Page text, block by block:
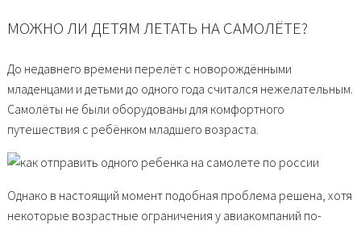
МОЖНО ЛИ ДЕТЯМ ЛЕТАТЬ НА САМОЛЁТЕ?
До недавнего времени перелёт с новорождёнными
младенцами и детьми до одного года считался нежелательным.
Самолёты не были оборудованы для комфортного
путешествия с ребёнком младшего возраста.
Однако в настоящий момент подобная проблема решена, хотя
некоторые возрастные ограничения у авиакомпаний по-